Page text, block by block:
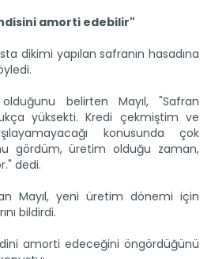
amorti edebilir"
dikimi yapılan safranın hasadına
belirten Mayıl, "Safran
yüksekti. Kredi çekmiştim ve
konusunda çok
gördüm, üretim olduğu zaman,
dedi.
Mayıl, yeni üretim dönemi için
bildirdi.
amorti edeceğini öngördüğünü